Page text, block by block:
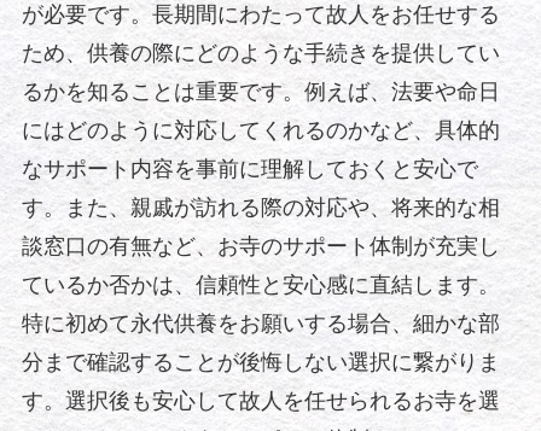
が必要です。長期間にわたって故人をお任せする
ため、供養の際にどのような手続きを提供してい
るかを知ることは重要です。例えば、法要や命日
にはどのように対応してくれるのかなど、具体的
なサポート内容を事前に理解しておくと安心で
す。また、親戚が訪れる際の対応や、将来的な相
談窓口の有無など、お寺のサポート体制が充実し
ているか否かは、信頼性と安心感に直結します。
特に初めて永代供養をお願いする場合、細かな部
分まで確認することが後悔しない選択に繋がりま
す。選択後も安心して故人を任せられるお寺を選